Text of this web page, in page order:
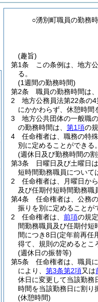
○湧別町職員の勤務
(趣旨)
第1条
この条例は、地方
る。
(1週間の勤務時間)
第2条
職員の勤務時間は
2
地方公務員法第22条の
にかかわらず、休憩時間
3
地方公共団体の一般職
の勤務時間は、 第1項の
4
任命権者は、職務の特
別に定めることができる。
(週休日及び勤務時間の
第3条
日曜日及び土曜日
短時間勤務職員について
2
任命権者は、月曜日か
及び任期付短時間勤務職
第4条
任命権者は、公務
振りを別に定めることが
2
任命権者は、 前項の規
間勤務職員及び任期付短
間につき8日(定年前再任
得て、規則の定めるとこ
(週休日の振替等)
第5条
任命権者は、職員に
により、 第3条第2項又は
休日に変更して当該勤務
時間を当該勤務日に割り
(休憩時間)